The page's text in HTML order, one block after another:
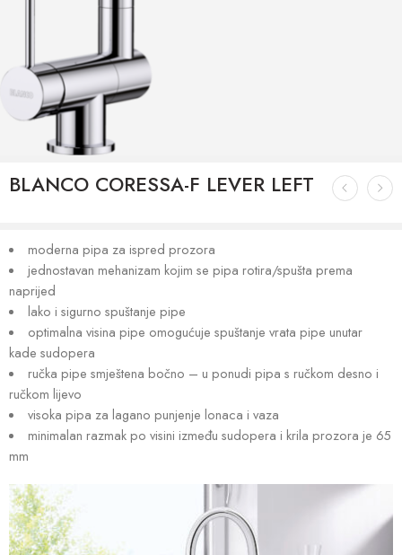
BLANCO CORESSA-F LEVER LEFT
moderna pipa za ispred prozora
jednostavan mehanizam kojim se pipa rotira/spušta prema
naprijed
lako i sigurno spuštanje pipe
optimalna visina pipe omogućuje spuštanje vrata pipe unutar
kade sudopera
ručka pipe smještena bočno – u ponudi pipa s ručkom desno i
ručkom lijevo
visoka pipa za lagano punjenje lonaca i vaza
minimalan razmak po visini između sudopera i krila prozora je 65
mm